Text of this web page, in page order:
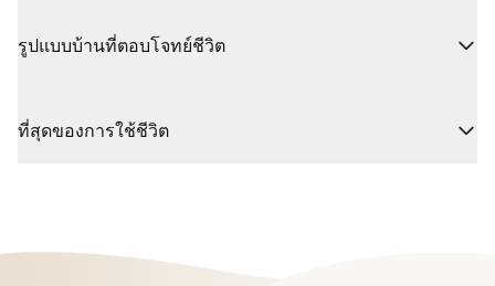
รูปแบบบ้านที่ตอบโจทย์ชีวิต
ที่สุดของการใช้ชีวิต